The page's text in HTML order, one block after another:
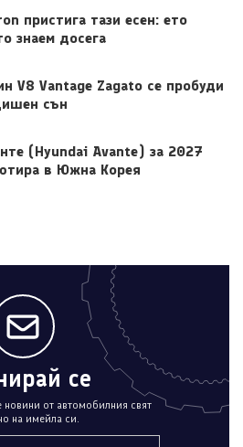
пристига тази есен: ето
знаем досега
V8 Vantage Zagato се пробуди
сън
(Hyundai Avante) за 2027
в Южна Корея
се
новини от автомобилния свят
на имейла си.